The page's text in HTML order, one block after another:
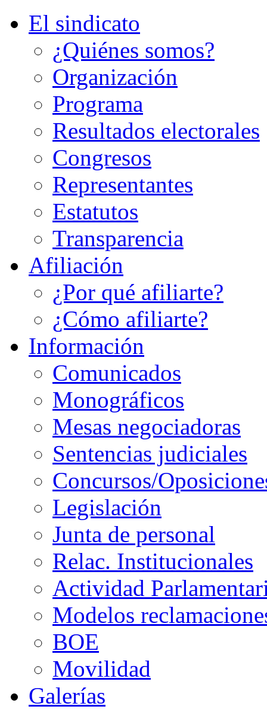
El sindicato
¿Quiénes somos?
Organización
Programa
Resultados electorales
Congresos
Representantes
Estatutos
Transparencia
Afiliación
¿Por qué afiliarte?
¿Cómo afiliarte?
Información
Comunicados
Monográficos
Mesas negociadoras
Sentencias judiciales
Concursos/
Legislación
Junta de personal
Relac. Institucionales
Actividad
Modelos
BOE
Movilidad
Galerías